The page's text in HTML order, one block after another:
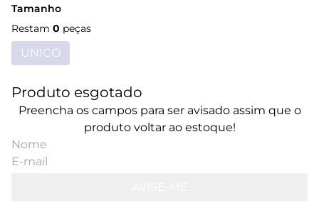
Tamanho
Restam 0 peças
UNICO
Produto esgotado
Preencha os campos para ser avisado assim que o
produto voltar ao estoque!